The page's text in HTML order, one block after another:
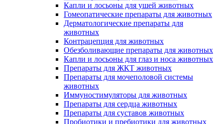
Капли и лосьоны для ушей животных
Гомеопатические препараты для животных
Дерматологические препараты для
животных
Контрацепция для животных
Обезболивающие препараты для животных
Капли и лосьоны для глаз и носа животных
Препараты для ЖКТ животных
Препараты для мочеполовой системы
животных
Иммуностимуляторы для животных
Препараты для сердца животных
Препараты для суставов животных
Пробиотики и пребиотики для животных